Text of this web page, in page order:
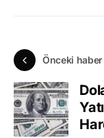
Önceki haber